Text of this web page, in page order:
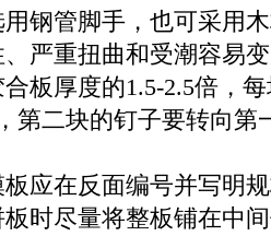
钢管脚手，也可采用
严重扭曲和受潮容易
板厚度的1.5-2.5倍，
第二块的钉子要转向第
应在反面编号并写明
时尽量将整板铺在中